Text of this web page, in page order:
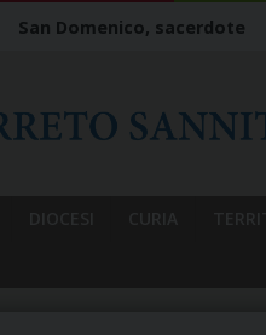
San Domenico, sacerdote